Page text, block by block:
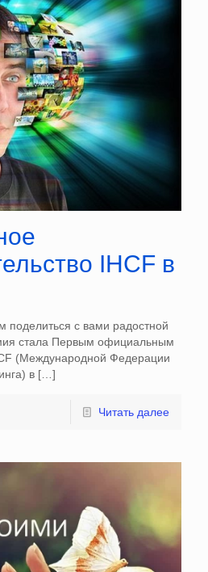
IHCF в
поделиться с вами радостной
стала Первым официальным
(Международной Федерации
в […]
Читать далее